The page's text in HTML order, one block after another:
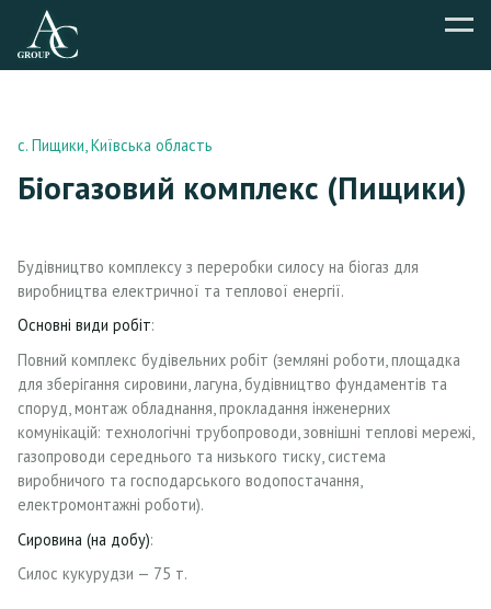
с. Пищики, Київська область
Біогазовий комплекс (Пищики)
Будівництво комплексу з переробки силосу на біогаз для
виробництва електричної та теплової енергії.
Основні види робіт:
Повний комплекс будівельних робіт (земляні роботи, площадка
для зберігання сировини, лагуна, будівництво фундаментів та
споруд, монтаж обладнання, прокладання інженерних
комунікацій: технологічні трубопроводи, зовнішні теплові мережі,
газопроводи середнього та низького тиску, система
виробничого та господарського водопостачання,
електромонтажні роботи).
Сировина (на добу):
Силос кукурудзи — 75 т.